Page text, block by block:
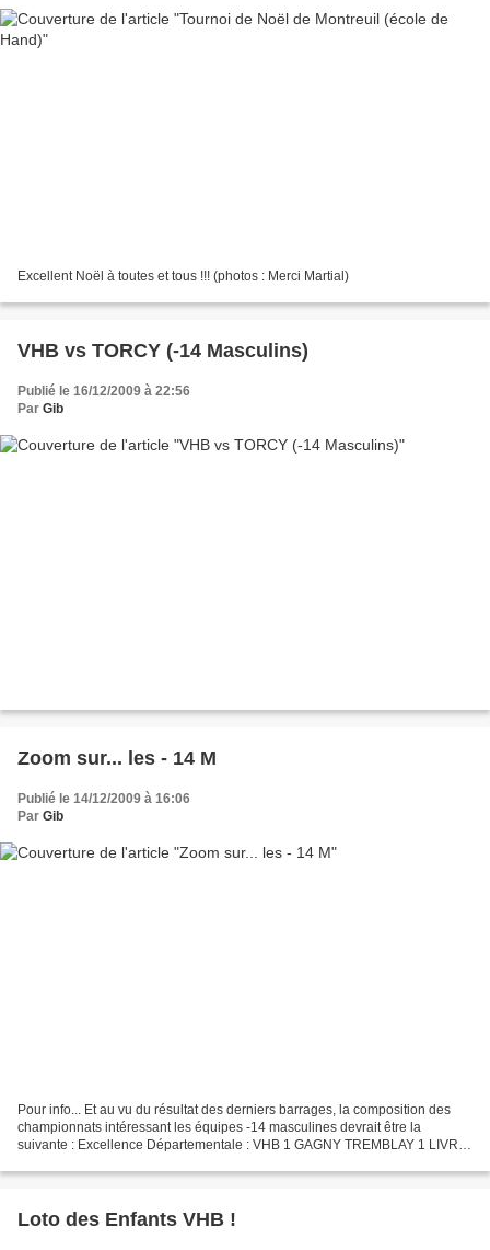
Excellent Noël à toutes et tous !!! (photos : Merci Martial)
VHB vs TORCY (-14 Masculins)
Publié le 16/12/2009 à 22:56
Par Gib
Zoom sur... les - 14 M
Publié le 14/12/2009 à 16:06
Par Gib
Pour info... Et au vu du résultat des derniers barrages, la composition des
championnats intéressant les équipes -14 masculines devrait être la
suivante : Excellence Départementale : VHB 1 GAGNY TREMBLAY 1 LIVRY
Loto des Enfants VHB !